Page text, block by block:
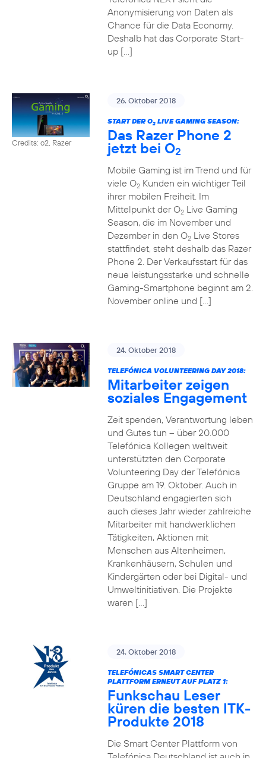
Anonymisierung von Daten als
Chance für die Data Economy.
Deshalb hat das Corporate Start-
up […]
Credits: o2, Razer
26. Oktober 2018
START DER O2LIVE GAMING SEASON:
Das Razer Phone 2
jetzt bei O2
Mobile Gaming ist im Trend und für
viele O2Kunden ein wichtiger Teil
ihrer mobilen Freiheit. Im
Mittelpunkt der O2Live Gaming
Season, die im November und
Dezember in den O2Live Stores
stattfindet, steht deshalb das Razer
Phone 2. Der Verkaufsstart für das
neue leistungsstarke und schnelle
Gaming-Smartphone beginnt am 2.
November online und […]
24. Oktober 2018
TELEFÓNICA VOLUNTEERING DAY 2018:
Mitarbeiter zeigen
soziales Engagement
Zeit spenden, Verantwortung leben
und Gutes tun – über 20.000
Telefónica Kollegen weltweit
unterstützten den Corporate
Volunteering Day der Telefónica
Gruppe am 19. Oktober. Auch in
Deutschland engagierten sich
auch dieses Jahr wieder zahlreiche
Mitarbeiter mit handwerklichen
Tätigkeiten, Aktionen mit
Menschen aus Altenheimen,
Krankenhäusern, Schulen und
Kindergärten oder bei Digital- und
Umweltinitiativen. Die Projekte
waren […]
24. Oktober 2018
TELEFÓNICAS SMART CENTER
PLATTFORM ERNEUT AUF PLATZ 1:
Funkschau Leser
küren die besten ITK-
Produkte 2018
Die Smart Center Plattform von